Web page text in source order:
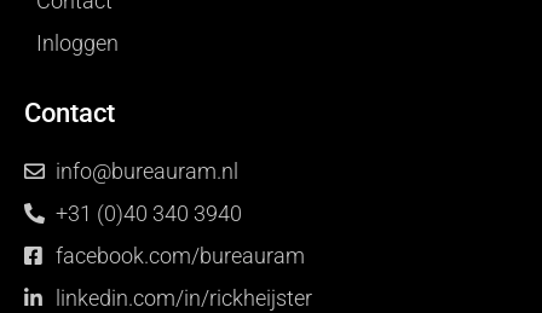
Inloggen
Contact
info@bureauram.nl
+31 (0)40 340 3940
facebook.com/bureauram
linkedin.com/in/rickheijster